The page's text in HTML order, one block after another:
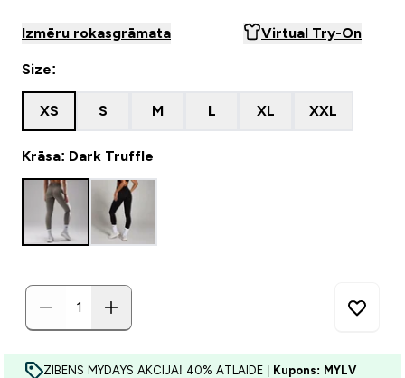
Izmēru rokasgrāmata Virtual Try-On
Size:
XS S M L XL XXL
Krāsa: Dark Truffle
ZIBENS MYDAYS AKCIJA! 40% ATLAIDE | Kupons: MYLV